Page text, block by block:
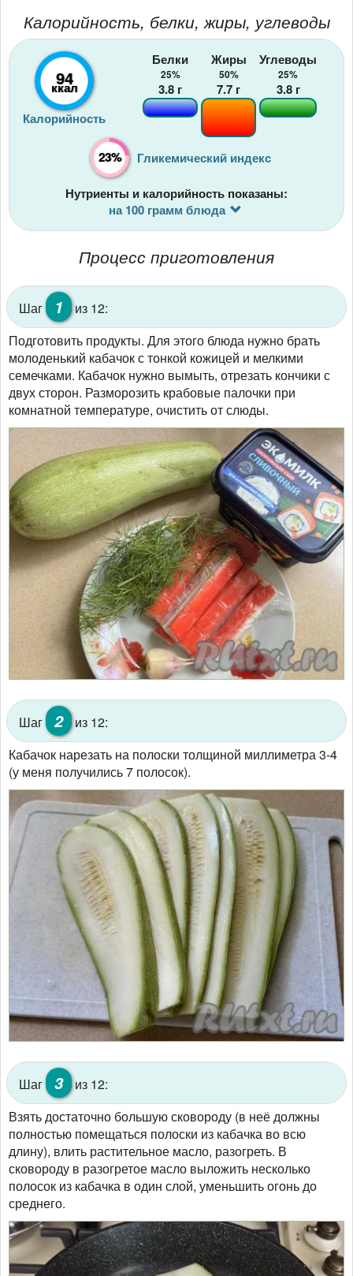
Калорийность, белки, жиры, углеводы
94
ккал
Калорийность
Белки
25%
3.8 г
Жиры
50%
7.7 г
Углеводы
25%
3.8г
23% Гликемический индекс
Нутриенты и калорийность показаны:
на 100 грамм блюда
Процесс приготовления
Шаг 1
из 12:
Подготовить продукты. Для этого блюда нужно брать
молоденький кабачок с тонкой кожицей и мелкими
семечками. Кабачок нужно вымыть, отрезать кончики с
двух сторон. Разморозить крабовые палочки при
комнатной температуре, очистить от слюды.
Шаг 2
из 12:
Кабачок нарезать на полоски толщиной миллиметра 3-4
(у меня получились 7 полосок).
Шаг 3
из 12:
Взять достаточно большую сковороду (в неё должны
полностью помещаться полоски из кабачка во всю
длину), влить растительное масло, разогреть. В
сковороду в разогретое масло выложить несколько
полосок из кабачка в один слой, уменьшить огонь до
среднего.